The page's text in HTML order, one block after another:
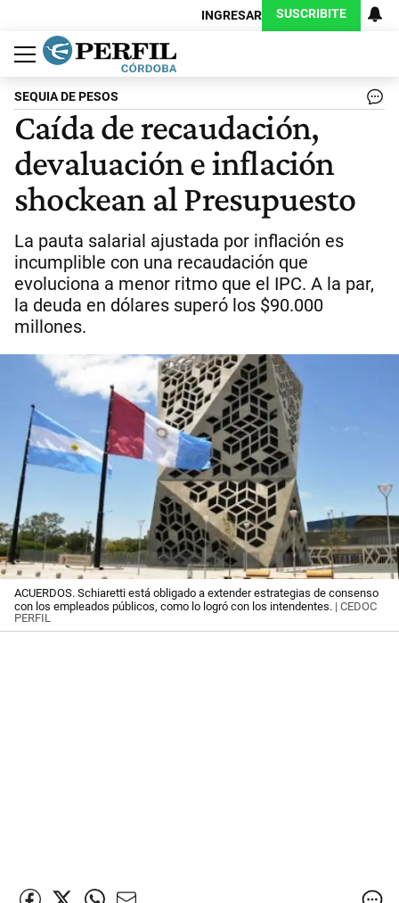
INGRESAR SUSCRIBITE
Política
Economía
Judiciales
Sociedad
Cultura
Espectáculos
Deportes
Protagonistas
SEQUIA DE PESOS
Caída de recaudación,
devaluación e inflación
shockean al Presupuesto
La pauta salarial ajustada por inflación es
incumplible con una recaudación que
evoluciona a menor ritmo que el IPC. A la par,
la deuda en dólares superó los $90.000
millones.
ACUERDOS. Schiaretti está obligado a extender estrategias de consenso
con los empleados públicos, como lo logró con los intendentes. | CEDOC
PERFIL